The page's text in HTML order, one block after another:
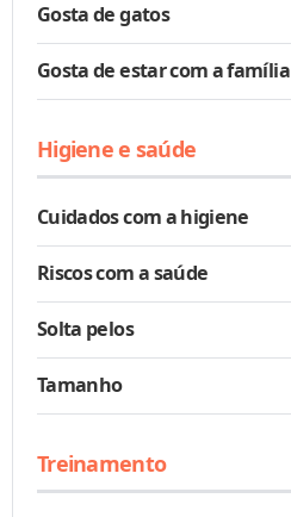
Gosta de gatos
Gosta de estar com a família
Higiene e saúde
Cuidados com a higiene
Riscos com a saúde
Solta pelos
Tamanho
Treinamento